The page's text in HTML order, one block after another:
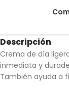
Descripción
Crema de día
inmediata y
También ayuda a